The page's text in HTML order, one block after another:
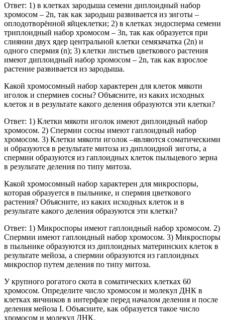
Ответ: 1) в клетках зародыша семени диплоидный набор
хромосом – 2n, так как зародыш развивается из зиготы –
оплодотворённой яйцеклетки; 2) в клетках эндосперма семени
триплоидный набор хромосом – 3n, так как образуется при
слиянии двух ядер центральной клетки семязачатка (2n) и
одного спермия (n); 3) клетки листьев цветкового растения
имеют диплоидный набор хромосом – 2n, так как взрослое
растение развивается из зародыша.
Какой хромосомный набор характерен для клеток мякоти
иголок и спермиев сосны? Объясните, из каких исходных
клеток и в результате какого деления образуются эти клетки?
Ответ: 1) Клетки мякоти иголок имеют диплоидный набор
хромосом. 2) Спермии сосны имеют гаплоидный набор
хромосом. 3) Клетки мякоти иголок –являются соматическими
и образуются в результате митоза из диплоидной зиготы, а
спермии образуются из гаплоидных клеток пыльцевого зерна
в результате деления по типу митоза.
Какой хромосомный набор характерен для микроспоры,
которая образуется в пыльнике, и спермия цветкового
растения? Объясните, из каких исходных клеток и в
результате какого деления образуются эти клетки?
Ответ: 1) Микроспоры имеют гаплоидный набор хромосом. 2)
Спермии имеют гаплоидный набор хромосом. 3) Микроспоры
в пыльнике образуются из диплоидных материнских клеток в
результате мейоза, а спермии образуются из гаплоидных
микроспор путем деления по типу митоза.
У крупного рогатого скота в соматических клетках 60
хромосом. Определите число хромосом и молекул ДНК в
клетках яичников в интерфазе перед началом деления и после
деления мейоза I. Объясните, как образуется такое число
хромосом и молекул ДНК.